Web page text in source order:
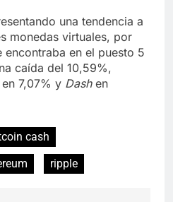
una tendencia a
monedas virtuales, por
encontraba en el puesto 5
caída del 10,59%,
7,07% y Dash en
cash
ripple